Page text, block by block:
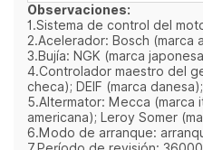
Observaciones:
1.Sistema de control del
2.Acelerador: Bosch (marca
3.Bujía: NGK (marca
4.Controlador maestro del
checa); DEIF (marca
5.Altermator: Mecca (marca
americana); Leroy Somer
6.Modo de arranque: